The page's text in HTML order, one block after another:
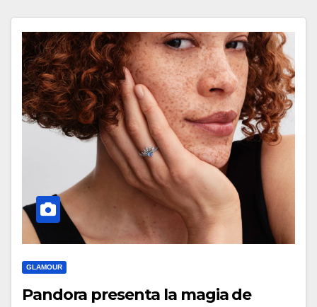
GLAMOUR
Pandora presenta la magia de